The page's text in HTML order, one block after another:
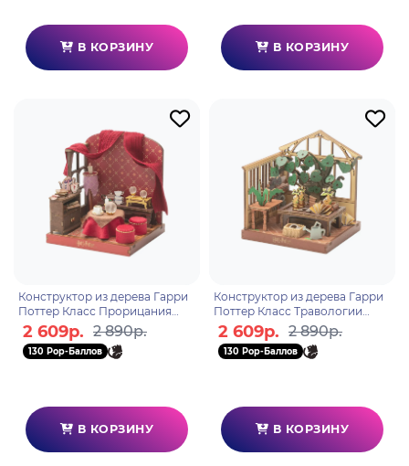
В КОРЗИНУ В КОРЗИНУ
Конструктор из дерева Гарри
Поттер Класс Прорицания
Хогвартс 1625
2 609р. 2 890р.
130 Pop-Баллов
В КОРЗИНУ
Конструктор из дерева Гарри
Поттер Класс Травологии
Хогвартс 1624
2 609р. 2 890р.
130 Pop-Баллов
В КОРЗИНУ